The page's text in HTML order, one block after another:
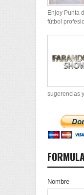
Enjoy Punta
fútbol
sugerencias
Nombre